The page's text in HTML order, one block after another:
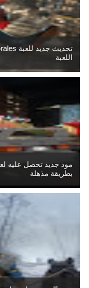
اللعبة
بطريقة مذهلة